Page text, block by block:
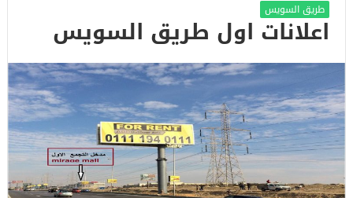
طريق السويس
اعلانات اول طريق السويس